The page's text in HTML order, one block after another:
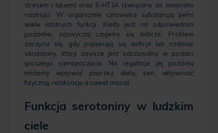
stresem i lękiem) oraz 5-HT3A (związany ze zmianami
nastroju).W organizmie człowieka substancja pełni
wiele istotnych funkcji. Kiedy jest na odpowiednim
poziomie, zazwyczaj czujemy się dobrze. Problem
zaczyna się, gdy pojawiają się deficyt lub nadmiar
serotoniny, który zawsze jest odczuwalny w postaci
gorszego samopoczucia. Na regulacje jej poziomu
możemy wpływać poprzez dietę, sen, aktywność
fizyczną, relaksację a nawet masaż.
Funkcja serotoniny w ludzkim
ciele